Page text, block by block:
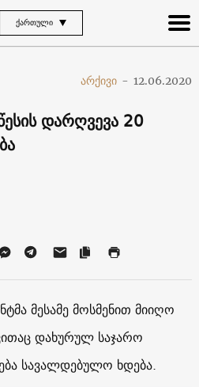
ᲥᲐᲠᲗᲣᲚᲘ
არქივი - 12.06.2020
დარღვევა 20
მესამე მოსმენით მიიღო
დახურულ საჯარო
სავალდებულო ხდება.